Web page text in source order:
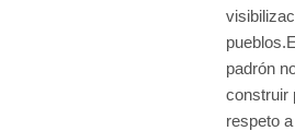
padrón
construir
respeto